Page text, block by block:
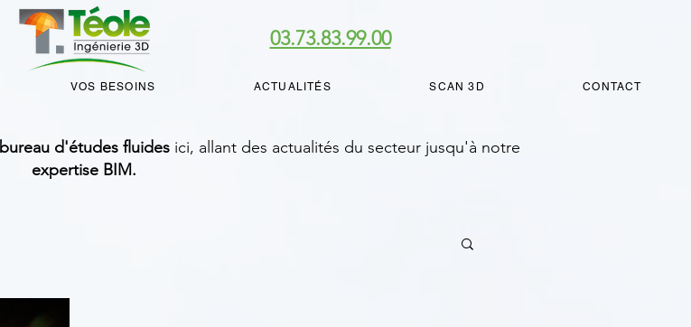
VOS BESOINS ACTUALITÉS SCAN 3D CONTACT
03.73.83.99.00
bureau d'études fluides ici, allant des actualités du secteur jusqu'à notre
expertise BIM.